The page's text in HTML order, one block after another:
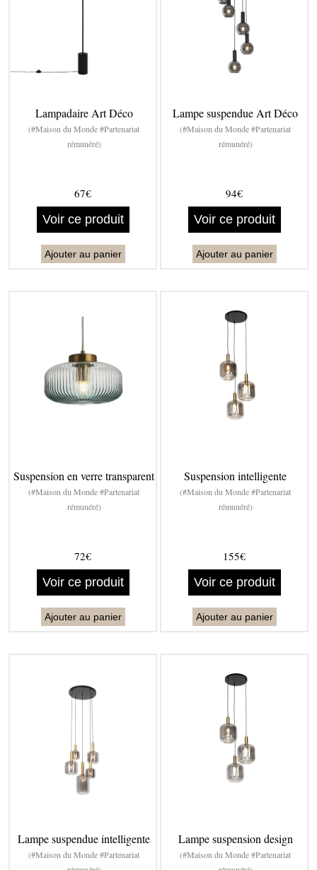
Lampadaire Art Déco
(#Maison du Monde #Partenariat
rémunéré)
67€
Voir ce produit
Ajouter au panier
Lampe suspendue Art Déco
(#Maison du Monde #Partenariat
rémunéré)
94€
Voir ce produit
Ajouter au panier
Suspension en verre transparent
(#Maison du Monde #Partenariat
rémunéré)
72€
Voir ce produit
Ajouter au panier
Suspension intelligente
(#Maison du Monde #Partenariat
rémunéré)
155€
Voir ce produit
Ajouter au panier
Lampe suspendue intelligente
(#Maison du Monde #Partenariat
Lampe suspension design
(#Maison du Monde #Partenariat